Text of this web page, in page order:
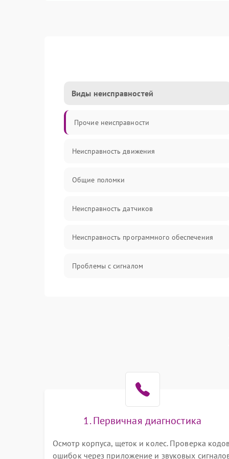
Виды неисправностей
Прочие неисправности
Неисправность движения
Общие поломки
Неисправность датчиков
Неисправность программного обеспечения
Проблемы с сигналом
Программные сбои
1. Первичная диагностика
Осмотр корпуса, щеток и колес. Проверка
ошибок через приложение и звуковых